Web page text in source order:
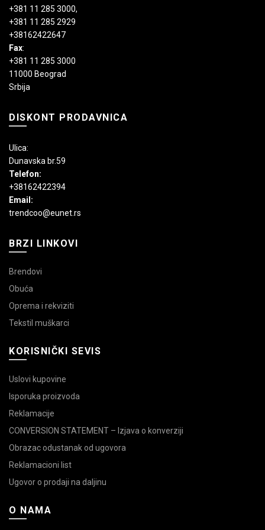
+381 11 285 3000,
+381 11 285 2929
+38162422647
Fax:
+381 11 285 3000
11000 Beograd
Srbija
DISKONT PRODAVNICA
Ulica:
Dunavska br.59
Telefon:
+38162422394
Email:
trendcoo@eunet.rs
BRZI LINKOVI
Brendovi
Obuća
Oprema i rekviziti
Tekstil muškarci
KORISNIČKI SEVIS
Uslovi kupovine
Isporuka proizvoda
Reklamacije
CONVERSION STATEMENT – Izjava o konverziji
Obrazac odustanak od ugovora
Reklamacioni list
Ugovor o prodaji na daljinu
O NAMA